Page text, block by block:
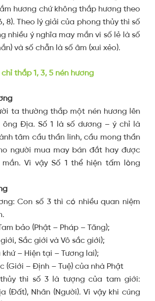
hương chứ không thắp hương theo
8). Theo lý giải của phong thủy thì số
nhiều ý nghĩa may mắn vi số lẻ là số
và số chẵn là số âm (xui xẻo).
thắp 1, 3, 5 nén hương
ta thường thắp một nén hương lên
ông Địa. Số 1 là số dương – ý chỉ là
tâm cầu thần linh, cầu mong thần
người mua may bán đắt hay được
Vì vậy Số 1 thể hiện tấm lòng
Con số 3 thì có nhiều quan niệm
bảo (Phật – Pháp – Tăng);
Sắc giới và Vô sắc giới);
– Hiện tại – Tương lai);
(Giới – Định – Tuệ) của nhà Phật
thủy thì số 3 là tượng của tam giới:
(Đất), Nhân (Người). Vì vậy khi cúng